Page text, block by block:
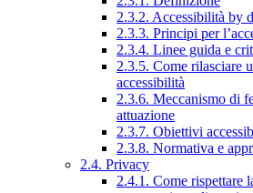
2.3.2. Accessibilità by
2.3.3. Principi per
2.3.4. Linee guida e
2.3.5. Come rilasciare
accessibilità
2.3.6. Meccanismo di
attuazione
2.3.7. Obiettivi
2.3.8. Normativa e
2.4. Privacy
2.4.1. Come rispettare